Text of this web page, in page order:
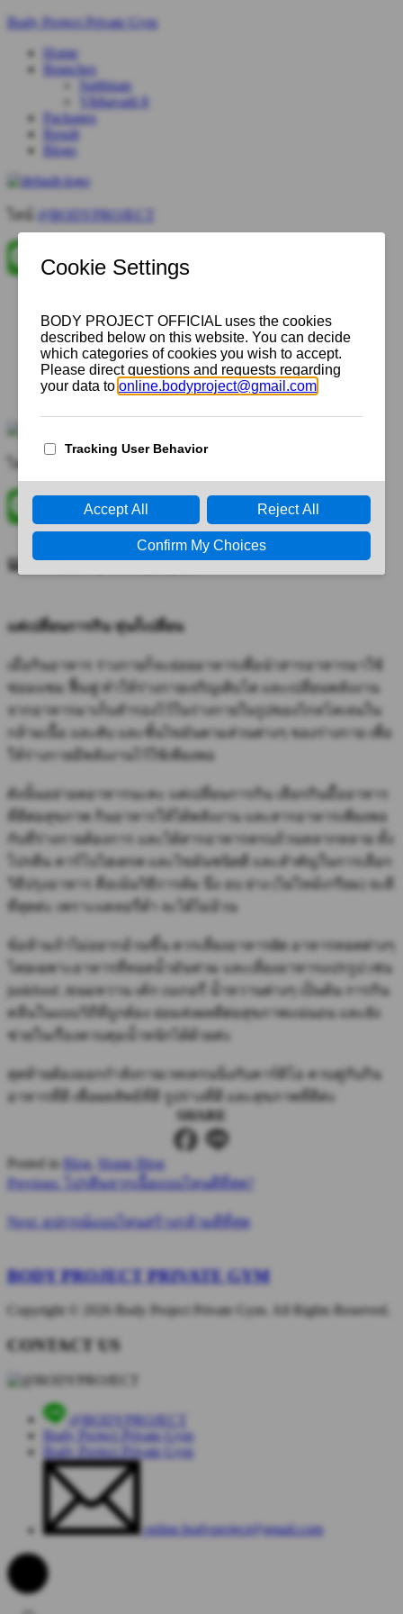
Body Project Private Gym
Menu
Home
Branches
Sutthisan
Vibhavadi 8
Packages
Result
Blogs
ไลน์ @BODYPROJECT
Branches
Sutthisan
Vibhavadi 8
Packages
Result
Blogs
ไลน์
แค่กินผิดชีวิตเปลี่ยน
แค่เปลี่ยนการกิน หุ่นก็เปลี่ยน
เมื่อกินอาหาร ร่างกายก็จะย่อยอาหารเพื่อนำสารอาหารมาใช้
ซ่อมแซม ฟื้นฟู ทำให้ร่างกายเจริญเติบโต และเปลี่ยนพลังงาน
จากอาหารมาเก็บสำรองไว้ในร่างกายในรูปของไกลโคเจนใน
กล้ามเนื้อ และตับ และชั้นไขมันตามส่วนต่างๆ ของร่างกาย เพื่อ
ให้ร่างกายมีพลังงานไว้ใช้เพียงพอ
ดังนั้นอย่าอดอาหารนะคะ แค่เปลี่ยนการกิน เลือกกินมื้ออาหาร
ที่ดีต่อสุขภาพ กินอาหารให้ได้พลังงาน และสารอาหารเพียงพอ
กับที่ร่างกายต้องการ และได้สารอาหารครบถ้วนหลากหลาย ทั้ง
โปรตีน คาร์โบไฮเดรต และไขมันชนิดดี และสำคัญในการเลือก
วิธีปรุงอาหาร คือเน้นวิธีการต้ม นึ่ง อบ ย่าง (ไม่ไหม้เกรียม) จะดี
ที่สุดค่ะ เพราะแคลอรี่ต่ำ จะได้ไม่อ้วน
ข้อห้ามถ้าไม่อยากอ้วนขึ้น ควรเลี่ยงอาหารผัด อาหารทอดต่างๆ
โดยเฉพาะอาหารที่ทอดน้ำมันท่วม และเลี่ยงอาหารแปรรูป เช่น
junkfood ,ขนมหวาน เค้ก เบเกอรี่ น้ำหวานต่างๆ เป็นต้น การกิน
คลีนในแบบวิถีที่ถูกต้อง ย่อมส่งผลดีต่อสุขภาพแน่นอน และยัง
ช่วยในเรื่องควบคุมน้ำหนักได้ด้วยค่ะ
สุดท้ายต้องออกกำลังกายเวทเทรนนิ่งกับคาร์ดิโอ ควบคู่กับกิน
อาหารที่ดี เพื่อผลลัพธ์ที่ดี รูปร่างที่ดี และสุขภาพที่ดีค่ะ
SHARE
Posted in Blog, Home Blog
Post
Previous:
Previous
post:
โปรตีนจากเนื้อแบบไหนดีที่สุด?
Next: Next
post:
อุปกรณ์แบบไหนสร้างกล้ามดีที่สุด
BODY PROJECT PRIVATE GYM
Copyright © 2026 Body Project Private Gym. All Rights Reserved.
CONTACT US
@BODYPROJECT
Body Project Private Gym
Body Project Private Gym
online.bodyproject@gmail.com